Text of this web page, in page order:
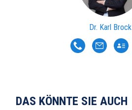
Dr. Karl Brock
DAS KÖNNTE SIE AUCH